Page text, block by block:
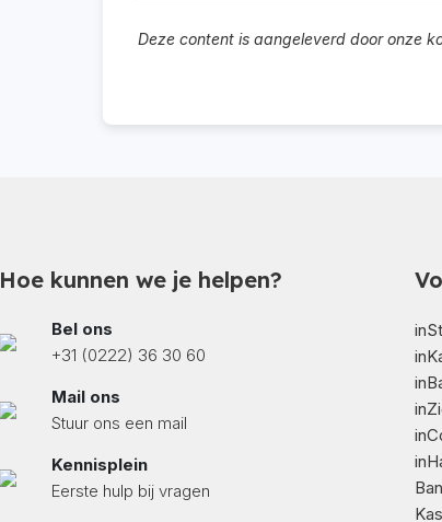
Deze content is aangeleverd door onze
Hoe kunnen we je helpen?
Bel ons
+31 (0222) 36 30 60
Mail ons
Stuur ons een mail
Kennisplein
Eerste hulp bij vragen